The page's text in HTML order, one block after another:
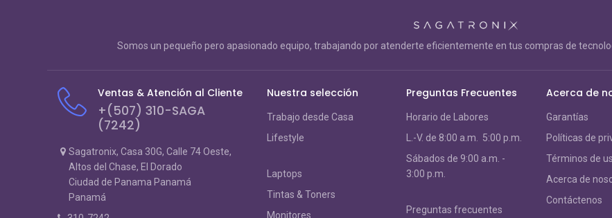
Somos un pequeño pero apasionado equipo, trabajando por atenderte eficientemente en tus compras de
Ventas & Atención al Cliente
+(507) 310-SAGA
(7242)
Sagatronix, Casa 30G, Calle 74 Oeste,
Altos del Chase, El Dorado
Ciudad de Panama Panamá
Panamá
Nuestra selección
Trabajo desde Casa
Lifestyle
Laptops
Tintas & Toners
Monitores
Preguntas Frecuentes
Horario de Labores
L.-V. de 8:00 a.m. 5:00 p.m.
Sábados de 9:00 a.m. -
3:00 p.m.
Preguntas frecuentes
Acerca de
Garantías
Políticas de
Términos de
Acerca de
Contáctenos